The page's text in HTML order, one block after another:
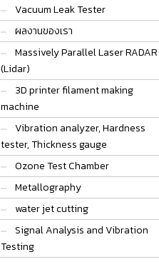
Vacuum Leak Tester
ผลงานของเรา
Massively Parallel Laser RADAR
(Lidar)
3D printer filament making
machine
Vibration analyzer, Hardness
tester, Thickness gauge
Ozone Test Chamber
Metallography
water jet cutting
Signal Analysis and Vibration
Testing